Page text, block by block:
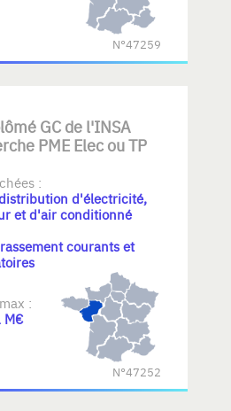
N°47259
GC de l'INSA
PME Elec ou TP
:
d'électricité,
et d'air conditionné
courants et
:
M€
N°47252